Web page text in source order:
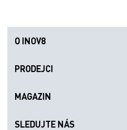
O INOV8
PRODEJCI
MAGAZIN
SLEDUJTE NÁS